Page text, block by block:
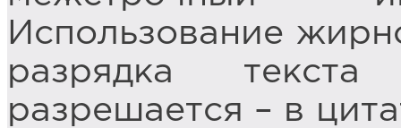
Использование
разрядка
разрешается – в